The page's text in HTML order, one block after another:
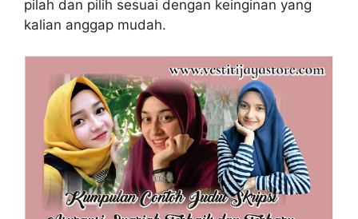
pilah dan pilih sesuai dengan keinginan yang
kalian anggap mudah.